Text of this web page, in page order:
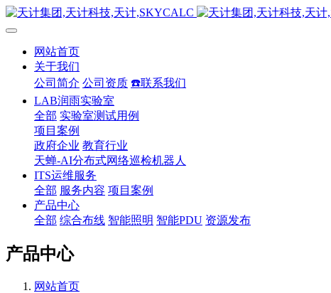
网站首页
关于我们
公司简介 公司资质 ☎️联系我们
LAB润雨实验室
全部 实验室测试用例
项目案例
政府企业 教育行业
天蝉-AI分布式网络巡检机器人
ITS运维服务
全部 服务内容 项目案例
产品中心
全部 综合布线 智能照明 智能PDU 资源发布
产品中心
网站首页